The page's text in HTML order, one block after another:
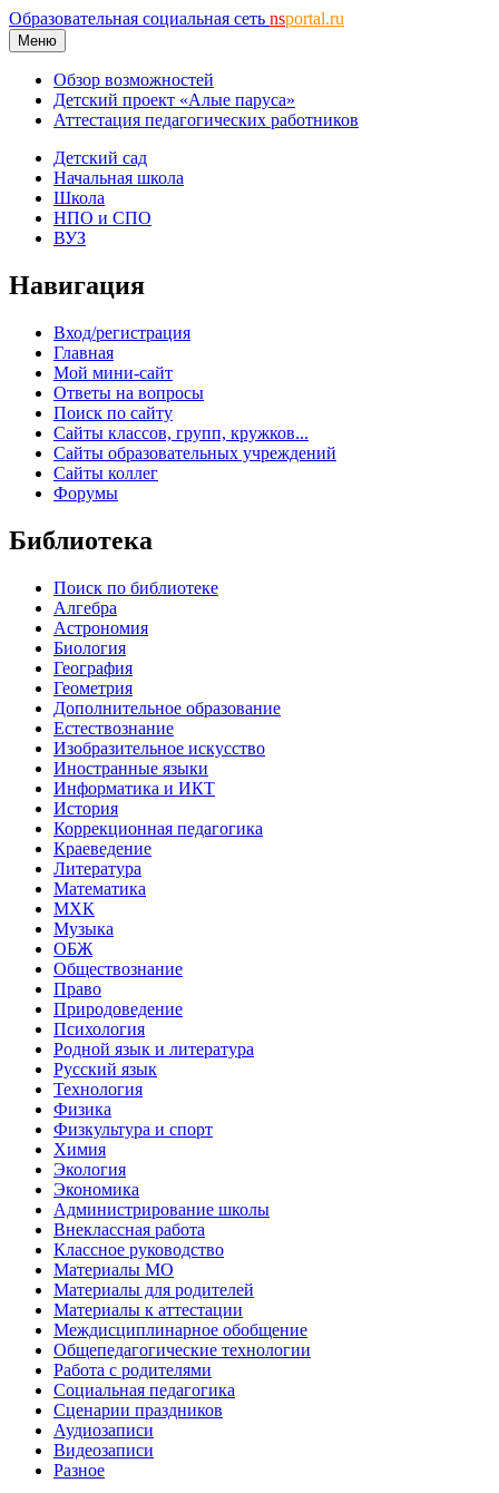
Образовательная социальная сеть nsportal.ru
Меню
Обзор возможностей
Детский проект «Алые паруса»
Аттестация педагогических работников
Детский сад
Начальная школа
Школа
НПО и СПО
ВУЗ
Навигация
Вход/регистрация
Главная
Мой мини-сайт
Ответы на вопросы
Поиск по сайту
Сайты классов, групп, кружков...
Сайты образовательных учреждений
Сайты коллег
Форумы
Библиотека
Поиск по библиотеке
Алгебра
Астрономия
Биология
География
Геометрия
Дополнительное образование
Естествознание
Изобразительное искусство
Иностранные языки
Информатика и ИКТ
История
Коррекционная педагогика
Краеведение
Литература
Математика
МХК
Музыка
ОБЖ
Обществознание
Право
Природоведение
Психология
Родной язык и литература
Русский язык
Технология
Физика
Физкультура и спорт
Химия
Экология
Экономика
Администрирование школы
Внеклассная работа
Классное руководство
Материалы МО
Материалы для родителей
Материалы к аттестации
Междисциплинарное обобщение
Общепедагогические технологии
Работа с родителями
Социальная педагогика
Сценарии праздников
Аудиозаписи
Видеозаписи
Разное